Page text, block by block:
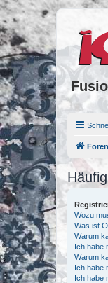
Wozu
Was ist
Warum
Ich habe
Warum
Ich habe
Ich habe